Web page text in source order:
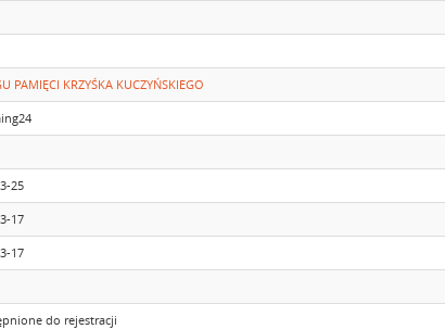
PAMIĘCI KRZYŚKA KUCZYŃSKIEGO
25
17
17
do rejestracji